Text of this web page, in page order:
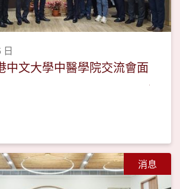
日
中文大學中醫學院交流會面
消息